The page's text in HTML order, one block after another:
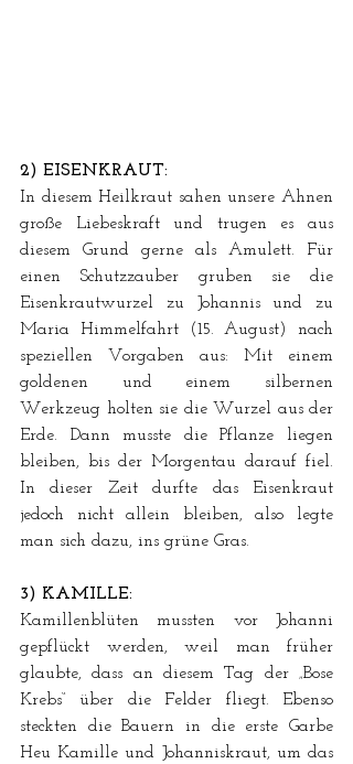
2) EISENKRAUT:
In diesem Heilkraut sahen unsere Ahnen
große Liebeskraft und trugen es aus
diesem Grund gerne als Amulett. Für
einen Schutzzauber gruben sie die
Eisenkrautwurzel zu Johannis und zu
Maria Himmelfahrt (15. August) nach
speziellen Vorgaben aus: Mit einem
goldenen und einem silbernen
Werkzeug holten sie die Wurzel aus der
Erde. Dann musste die Pflanze liegen
bleiben, bis der Morgentau darauf fiel.
In dieser Zeit durfte das Eisenkraut
jedoch nicht allein bleiben, also legte
man sich dazu, ins grüne Gras.
3) KAMILLE:
Kamillenblüten mussten vor Johanni
gepflückt werden, weil man früher
glaubte, dass an diesem Tag der „Bose
Krebs“ über die Felder fliegt. Ebenso
steckten die Bauern in die erste Garbe
Heu Kamille und Johanniskraut, um das